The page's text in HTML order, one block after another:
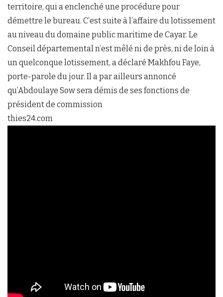
territoire, qui a enclenché une procédure pour
démettre le bureau. C’est suite à l’affaire du lotissement
au niveau du domaine public maritime de Cayar. Le
Conseil départemental n’est mêlé ni de près, ni de loin à
un quelconque lotissement, a déclaré Makhfou Faye,
porte-parole du jour. Il a par ailleurs annoncé
qu’Abdoulaye Sow sera démis de ses fonctions de
président de commission
thies24.com